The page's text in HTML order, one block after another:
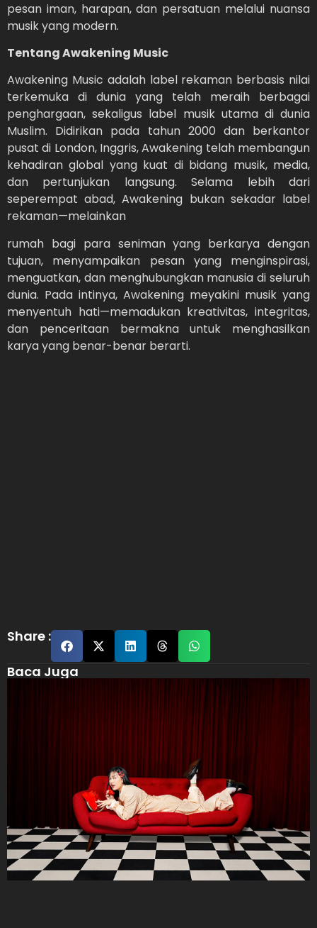
pesan iman, harapan, dan persatuan melalui nuansa
musik yang modern.
Tentang Awakening Music
Awakening Music adalah label rekaman berbasis nilai
terkemuka di dunia yang telah meraih berbagai
penghargaan, sekaligus label musik utama di dunia
Muslim. Didirikan pada tahun 2000 dan berkantor
pusat di London, Inggris, Awakening telah membangun
kehadiran global yang kuat di bidang musik, media,
dan pertunjukan langsung. Selama lebih dari
seperempat abad, Awakening bukan sekadar label
rekaman—melainkan
rumah bagi para seniman yang berkarya dengan
tujuan, menyampaikan pesan yang menginspirasi,
menguatkan, dan menghubungkan manusia di seluruh
dunia. Pada intinya, Awakening meyakini musik yang
menyentuh hati—memadukan kreativitas, integritas,
dan penceritaan bermakna untuk menghasilkan
karya yang benar-benar berarti.
Share :
Baca Juga